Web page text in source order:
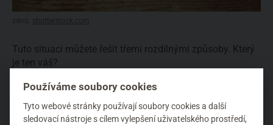
Tuto situaci můžete řešit třemi rozdílnými způsoby. Který
je ten váš?
Vykašlete se na zdravý životní styl
Vánoce plné dobrot, sladkostí, bramborového salátu a
obžerství. Případné zdravotní aváhové následkybudete
Používáme soubory cookies
Tyto webové stránky používají soubory cookies a další
sledovací nástroje s cílem vylepšení uživatelského prostředí,